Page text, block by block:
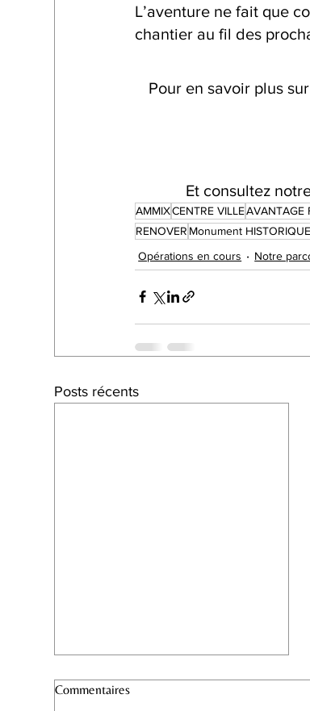
L’aventure ne fait que
chantier au fil des
Pour en savoir plus
Et consultez
AMMIXCENTRE VILLEAVANTAGE
RENOVER Monument HISTORIQUE
Opérations en cours
Notre
Posts récents
Commentaires